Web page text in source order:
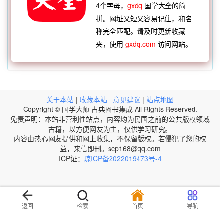
每日一成语：声华行实
关于本站 | 收藏本站 | 意见建议 | 站点地图
Copyright © 国学大师 古典图书集成 All Rights Reserved.
免责声明：本站非营利性站点，内容均为民国之前的公共版权领域
古籍，以方便网友为主，仅供学习研究。
内容由热心网友提供和网上收集，不保留版权。若侵犯了您的权
益，来信即刪。scp168@qq.com
ICP证： 琼ICP备2022019473号-4
返回 检索 首页 导航
4个字母，gxdq 国学大全的简
拼。网址又短又容易记住，和名
称完全匹配。请及时更新收藏
夹，使用gxdq.com 访问网站。